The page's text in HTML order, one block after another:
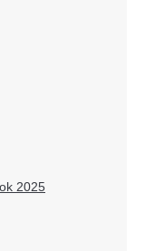
2025